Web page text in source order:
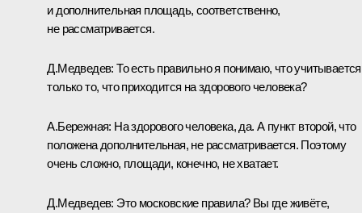
и дополнительная площадь, соответственно,
не рассматривается.
Д.Медведев: То есть правильно я понимаю, что учитывается
только то, что приходится на здорового человека?
А.Бережная: На здорового человека, да. А пункт второй, что
положена дополнительная, не рассматривается. Поэтому
очень сложно, площади, конечно, не хватает.
Д.Медведев: Это московские правила? Вы где живёте,